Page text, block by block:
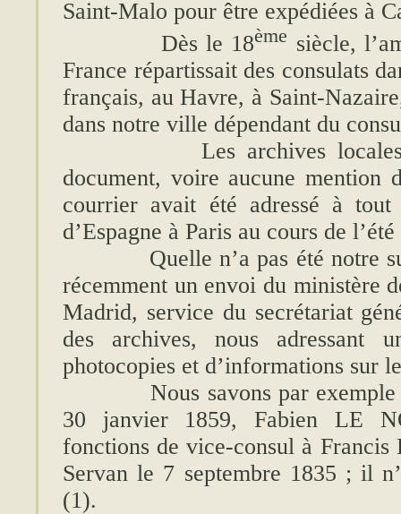
Saint-Malo pour être expédiées à
Dès le 18ème siècle,
France répartissait des consulats
français, au Havre, à Saint-
dans notre ville dépendant du
Les archives locales ne
document, voire aucune mention
courrier avait été adressé à tout
d’Espagne à Paris au cours de
Quelle n’a pas été notre
récemment un envoi du ministère
Madrid, service du secrétariat
des archives, nous adressant
photocopies et d’informations sur
Nous savons par exemple
30 janvier 1859, Fabien LE
fonctions de vice-consul à
Servan le 7 septembre 1835 ; il
(1).